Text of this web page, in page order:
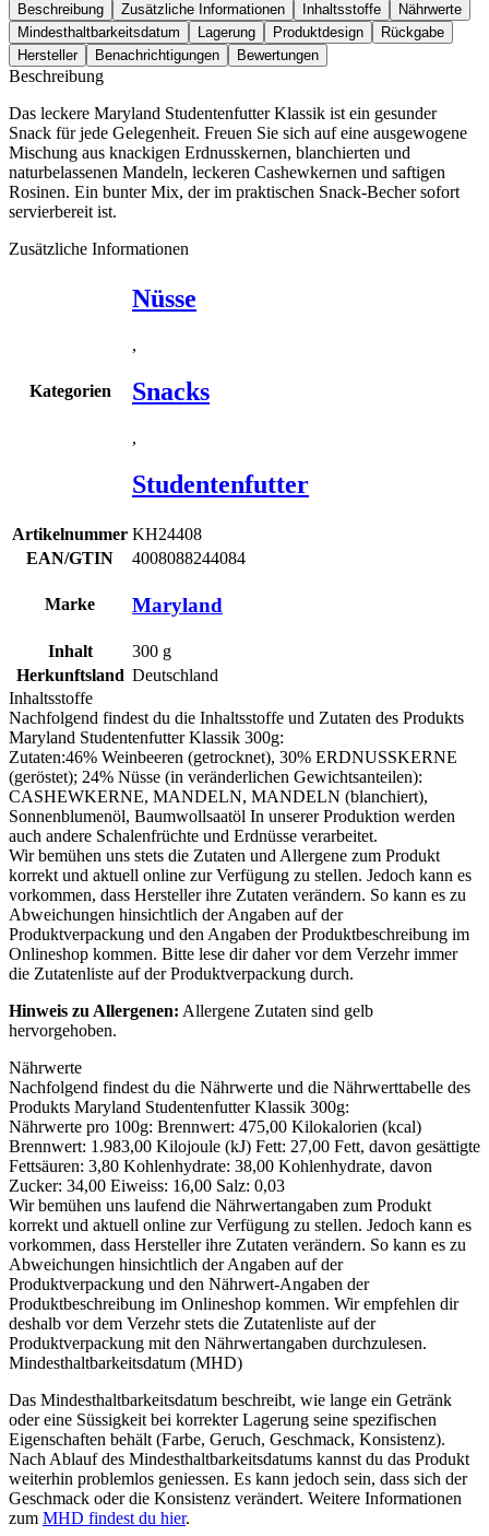
Beschreibung Zusätzliche Informationen Inhaltsstoffe
Nährwerte
Mindesthaltbarkeitsdatum
Lagerung Produktdesign
Rückgabe
Hersteller
Benachrichtigungen Bewertungen
Beschreibung
Das leckere Maryland Studentenfutter Klassik ist ein gesunder
Snack für jede Gelegenheit. Freuen Sie sich auf eine ausgewogene
Mischung aus knackigen Erdnusskernen, blanchierten und
naturbelassenen Mandeln, leckeren Cashewkernen und saftigen
Rosinen. Ein bunter Mix, der im praktischen Snack-Becher sofort
servierbereit ist.
Zusätzliche Informationen
Kategorien
Nüsse
,
Snacks
,
Studentenfutter
Artikelnummer KH24408
EAN/GTIN
4008088244084
Marke Maryland
Inhalt 300 g
Herkunftsland Deutschland
Inhaltsstoffe
Nachfolgend findest du die Inhaltsstoffe und Zutaten des Produkts
Maryland Studentenfutter Klassik 300g:
Zutaten:46% Weinbeeren (getrocknet), 30% ERDNUSSKERNE
(geröstet); 24% Nüsse (in veränderlichen Gewichtsanteilen):
CASHEWKERNE, MANDELN, MANDELN (blanchiert),
Sonnenblumenöl, Baumwollsaatöl In unserer Produktion werden
auch andere Schalenfrüchte und Erdnüsse verarbeitet.
Wir bemühen uns stets die Zutaten und Allergene zum Produkt
korrekt und aktuell online zur Verfügung zu stellen. Jedoch kann es
vorkommen, dass Hersteller ihre Zutaten verändern. So kann es zu
Abweichungen hinsichtlich der Angaben auf der
Produktverpackung und den Angaben der Produktbeschreibung im
Onlineshop kommen. Bitte lese dir daher vor dem Verzehr immer
die Zutatenliste auf der Produktverpackung durch.
Hinweis zu Allergenen: Allergene Zutaten sind gelb
hervorgehoben.
Nährwerte
Nachfolgend findest du die Nährwerte und die Nährwerttabelle des
Produkts Maryland Studentenfutter Klassik 300g:
Nährwerte pro 100g: Brennwert: 475,00 Kilokalorien (kcal)
Brennwert: 1.983,00 Kilojoule (kJ) Fett: 27,00 Fett, davon gesättigte
Fettsäuren: 3,80 Kohlenhydrate: 38,00 Kohlenhydrate, davon
Zucker: 34,00 Eiweiss: 16,00 Salz: 0,03
Wir bemühen uns laufend die Nährwertangaben zum Produkt
korrekt und aktuell online zur Verfügung zu stellen. Jedoch kann es
vorkommen, dass Hersteller ihre Zutaten verändern. So kann es zu
Abweichungen hinsichtlich der Angaben auf der
Produktverpackung und den Nährwert-Angaben der
Produktbeschreibung im Onlineshop kommen. Wir empfehlen dir
deshalb vor dem Verzehr stets die Zutatenliste auf der
Produktverpackung mit den Nährwertangaben durchzulesen.
Mindesthaltbarkeitsdatum (MHD)
Das Mindesthaltbarkeitsdatum beschreibt, wie lange ein Getränk
oder eine Süssigkeit bei korrekter Lagerung seine spezifischen
Eigenschaften behält (Farbe, Geruch, Geschmack, Konsistenz).
Nach Ablauf des Mindesthaltbarkeitsdatums kannst du das Produkt
weiterhin problemlos geniessen. Es kann jedoch sein, dass sich der
Geschmack oder die Konsistenz verändert. Weitere Informationen
zum MHD findest du hier.